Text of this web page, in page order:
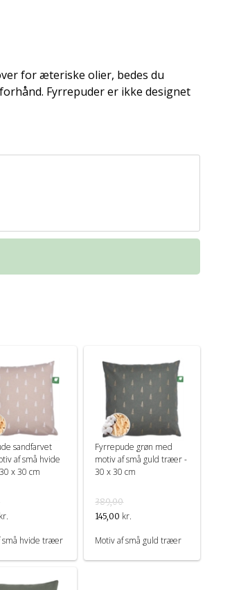
for æteriske olier, bedes du
Fyrrepuder er ikke designet
sandfarvet
af små hvide
x 30 cm
kr.
små hvide træer
Fyrrepude grøn med
motiv af små guld træer -
30 x 30 cm
389,00
145,00 kr.
Motiv af små guld træer